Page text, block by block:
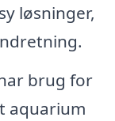
løsninger,
brug for
aquarium